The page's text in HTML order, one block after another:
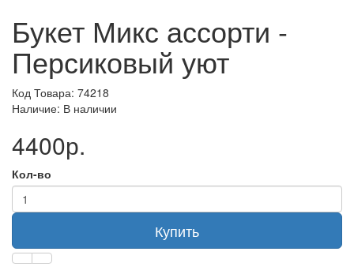
Букет Микс ассорти -
Персиковый уют
Код Товара: 74218
Наличие: В наличии
4400р.
Кол-во
Купить